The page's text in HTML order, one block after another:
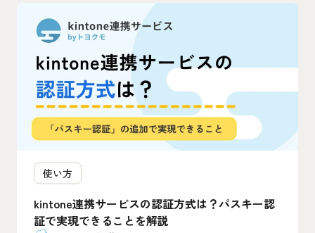
使い方
kintone連携サービスの認証方式は？パスキー認
証で実現できることを解説